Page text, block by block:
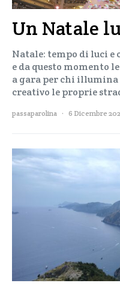
Un Natale
Natale: tempo di luci e
e da questo momento
a gara per chi illumina
creativo le proprie
passaparolina 6 Dicembre